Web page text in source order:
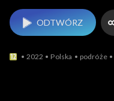
ODTWÓRZ
2022 Polska podróże